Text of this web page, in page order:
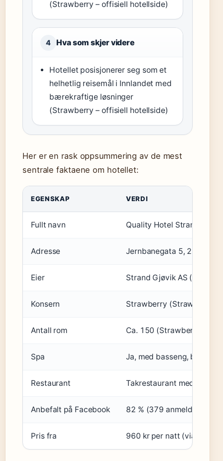
(Strawberry – offisiell hotellside)
4 Hva som skjer videre
Hotellet posisjonerer seg som et
helhetlig reisemål i Innlandet med
bærekraftige løsninger
(Strawberry – offisiell hotellside)
Her er en rask oppsummering av de mest
sentrale faktaene om hotellet:
EGENSKAP VERDI
Fullt navn Quality Hotel Strand
Adresse Jernbanegata 5, 2821
Eier Strand Gjøvik AS (org.nr.
Konsern Strawberry (Strawberry –
Antall rom Ca. 150 (Strawberry –
Spa Ja, med basseng,
Restaurant Takrestaurant med utsikt
Anbefalt på Facebook 82 % (379 anmeldelser) (
Pris fra 960 kr per natt (via